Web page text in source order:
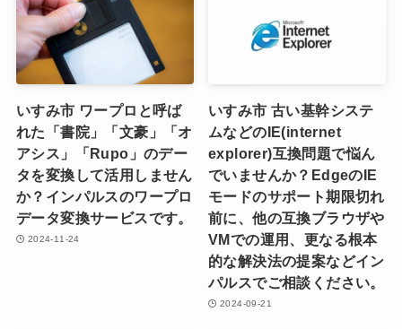
いすみ市 ワープロと呼ば
れた「書院」「文豪」「オ
アシス」「Rupo」のデー
タを変換して活用しません
か？インパルスのワープロ
データ変換サービスです。
2024-11-24
いすみ市 古い基幹システ
ムなどのIE(internet
explorer)互換問題で悩ん
でいませんか？EdgeのIE
モードのサポート期限切れ
前に、他の互換ブラウザや
VMでの運用、更なる根本
的な解決法の提案などイン
パルスでご相談ください。
2024-09-21